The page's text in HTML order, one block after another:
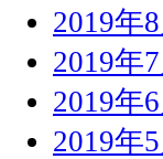
2019年8
2019年7
2019年6
2019年5